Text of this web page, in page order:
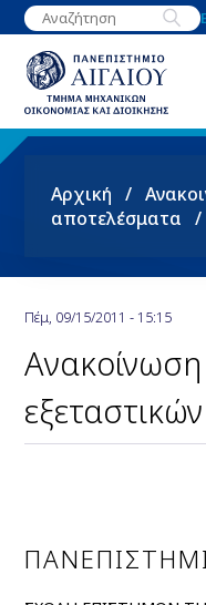
Παράκαμψη
προς
κυρίως
περιεχόμενο
Breadcrumb
Αρχική
αποτελέσματα
Πέμ, 09/15/2011 - 15:15